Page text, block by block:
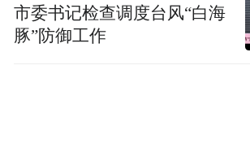
市委书记检查调度台风“白海
豚”防御工作